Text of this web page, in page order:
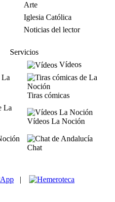
Arte
Iglesia Católica
Noticias del lector
Servicios
Vídeos
Tiras cómicas
Vídeos La Noción
Chat
|